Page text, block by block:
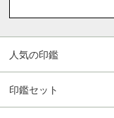
人気の印鑑
印鑑セット